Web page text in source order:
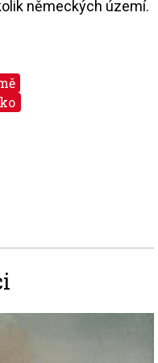
německých území.